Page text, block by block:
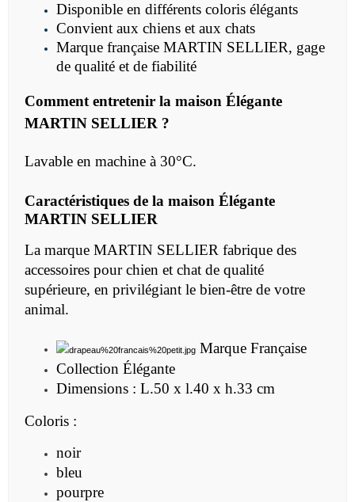
Disponible en différents coloris élégants
Convient aux chiens et aux chats
Marque française MARTIN SELLIER, gage
de qualité et de fiabilité
Comment entretenir la maison Élégante
MARTIN SELLIER ?
Lavable en machine à 30°C.
Caractéristiques de la maison Élégante
MARTIN SELLIER
La marque MARTIN SELLIER fabrique des
accessoires pour chien et chat de qualité
supérieure, en privilégiant le bien-être de votre
animal.
Marque Française
Collection Élégante
Dimensions : L.50 x l.40 x h.33 cm
Coloris :
noir
bleu
pourpre